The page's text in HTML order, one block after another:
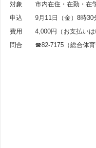
対象 市内在住・在勤・在
申込 9月11日（金）8時30
費用 4,000円（お支払いは
問合 ☎82-7175（総合体育